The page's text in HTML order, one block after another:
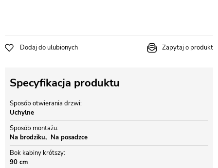
Dodaj do ulubionych Zapytaj o produkt
Specyfikacja produktu
Sposób otwierania drzwi
Uchylne
Sposób montażu
Na brodziku
Na posadzce
Bok kabiny krótszy
90 cm